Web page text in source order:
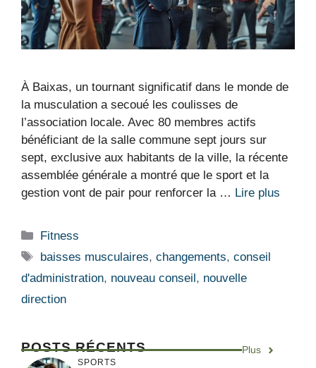
À Baixas, un tournant significatif dans le monde de
la musculation a secoué les coulisses de
l’association locale. Avec 80 membres actifs
bénéficiant de la salle commune sept jours sur
sept, exclusive aux habitants de la ville, la récente
assemblée générale a montré que le sport et la
gestion vont de pair pour renforcer la … Lire plus
Catégories
Fitness
Étiquettes
baisses musculaires,changements,conseil
d'administration, nouveau conseil , nouvelle
direction
POSTS RÉCENTS Plus
SPORTS